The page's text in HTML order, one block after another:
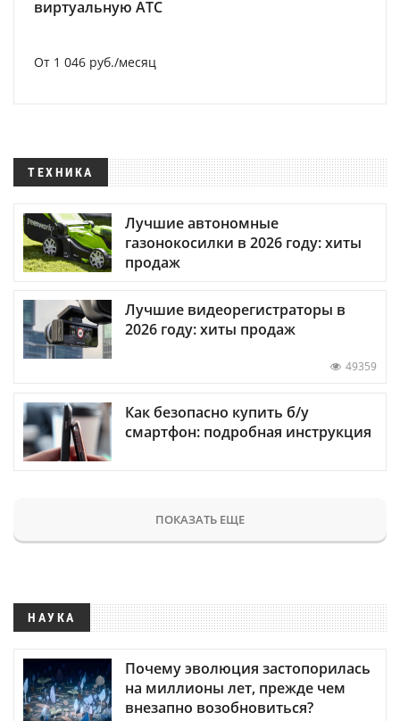
виртуальную АТС
От 1 046 руб./месяц
ТЕХНИКА
Лучшие автономные
газонокосилки в 2026 году: хиты
продаж
Лучшие видеорегистраторы в
2026 году: хиты продаж
49359
Как безопасно купить б/у
смартфон: подробная инструкция
ПОКАЗАТЬ ЕЩЕ
НАУКА
Почему эволюция застопорилась
на миллионы лет, прежде чем
внезапно возобновиться?